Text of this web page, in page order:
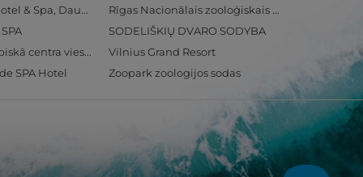
Radisson Blu Hotel & Spa, Daugava Riga
Rīgas Nacionālais zooloģiskais dārzs
SODELIŠKIŲ DVARO SODYBA
Ventspils Olimpiskā centra viesnīca
Vilnius Grand Resort
SPA Hotel Zoopark zoologijos sodas